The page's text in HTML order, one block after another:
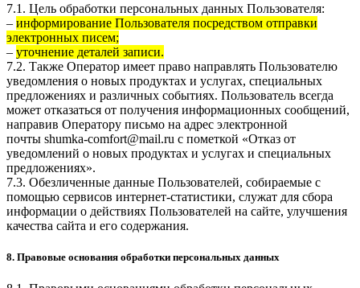
7.1. Цель обработки персональных данных Пользователя:
– информирование Пользователя посредством отправки
электронных писем;
– уточнение деталей записи.
7.2. Также Оператор имеет право направлять Пользователю
уведомления о новых продуктах и услугах, специальных
предложениях и различных событиях. Пользователь всегда
может отказаться от получения информационных сообщений,
направив Оператору письмо на адрес электронной
почты shumka-comfort@mail.ru с пометкой «Отказ от
уведомлений о новых продуктах и услугах и специальных
предложениях».
7.3. Обезличенные данные Пользователей, собираемые с
помощью сервисов интернет-статистики, служат для сбора
информации о действиях Пользователей на сайте, улучшения
качества сайта и его содержания.
8. Правовые основания обработки персональных данных